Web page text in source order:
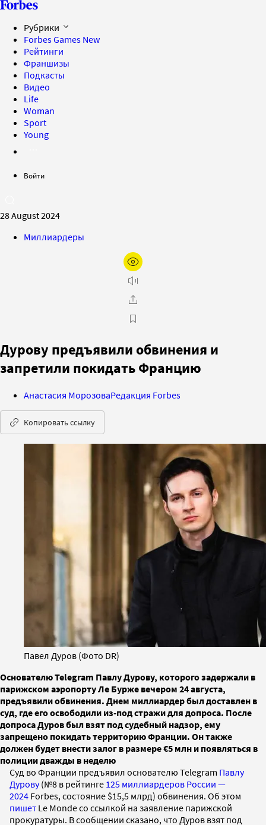
Рубрики
Forbes Games New
Рейтинги
Франшизы
Подкасты
Видео
Life
Woman
Sport
Young
Войти
28 August 2024
Миллиардеры
Дурову предъявили обвинения и
запретили покидать Францию
Анастасия МорозоваРедакция Forbes
Копировать ссылку
Павел Дуров (Фото DR)
Основателю Telegram Павлу Дурову, которого задержали в
парижском аэропорту Ле Бурже вечером 24 августа,
предъявили обвинения. Днем миллиардер был доставлен в
суд, где его освободили из-под стражи для допроса. После
допроса Дуров был взят под судебный надзор, ему
запрещено покидать территорию Франции. Он также
должен будет внести залог в размере €5 млн и появляться в
полиции дважды в неделю
Суд во Франции предъявил основателю Telegram Павлу
Дурову(№8 в рейтинге 125 миллиардеров России —
2024 Forbes, состояние $15,5 млрд) обвинения. Об этом
пишет Le Monde со ссылкой на заявление парижской
прокуратуры. В сообщении сказано, что Дуров взят под